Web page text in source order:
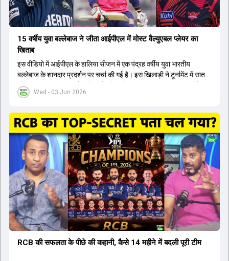
Wed - 03 Jun 2026
15 वर्षीय युवा बल्लेबाज ने जीता आईपीएल में मोस्ट वैल्युएबल प्लेयर का
खिताब
इस वीडियो में आईपीएल के हालिया सीजन में एक पंद्रह वर्षीय युवा भारतीय
बल्लेबाज के शानदार प्रदर्शन पर चर्चा की गई है। इस खिलाड़ी ने टूर्नामेंट में सात
सौ छिहत्तर रन बनाकर ऑरेंज कैप और मोस्ट वैल्युएबल प्लेयर का खिताब अपने नाम
किया है। वीडियो में बताया गया है कि ऑस्ट्रेलियाई टीम के वर्तमान कप्तान और
ऑस्ट्रेलियाई कप्तान के अनुसार, शुरुआत में लोगों को इस खिलाड़ी के प्रदर्शन पर
संदेह था, लेकिन अब उसने खुद को एक बेहतरीन बल्लेबाज साबित कर दिया है जो
गेंद को बाउंड्री के काफी पार मारने की क्षमता रखता है। वहीं, इंग्लैंड के पूर्व कप्तान
ने कहा कि टूर्नामेंट जीतने वाली टीम के अलावा इस सीजन की सबसे बड़ी बात इस
युवा खिलाड़ी का प्रदर्शन रहा है, जिसे देखने के लिए स्टेडियम में भारी भीड़ उमड़ती
थी। शानदार प्रदर्शन के बाद इस युवा खिलाड़ी को श्रीलंका में होने वाली
त्रिकोणीय सीरीज के लिए इंडिया ए टीम में भी शामिल कर लिया गया है।
RCB की सफलता के पीछे की कहानी, कैसे 14 महीने में बदली पूरी टीम